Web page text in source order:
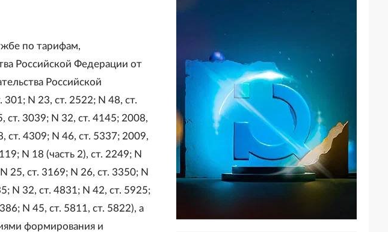
по тарифам,
Российской Федерации от
Российской
N 23, ст. 2522; N 48, ст.
ст. 3039; N 32, ст. 4145; 2008,
ст. 4309; N 46, ст. 5337; 2009,
N 18 (часть 2), ст. 2249; N
25, ст. 3169; N 26, ст. 3350; N
N 32, ст. 4831; N 42, ст. 5925;
N 45, ст. 5811, ст. 5822), а
формирования и